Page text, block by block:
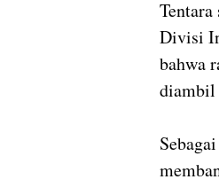
Divisi
bahwa
diambil